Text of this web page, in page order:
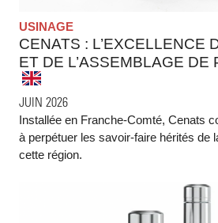
USINAGE
CENATS : L’EXCELLENCE
ET DE L’ASSEMBLAGE DE
JUIN 2026
Installée en Franche-Comté, Cenats
à perpétuer les savoir-faire hérités de
cette région.